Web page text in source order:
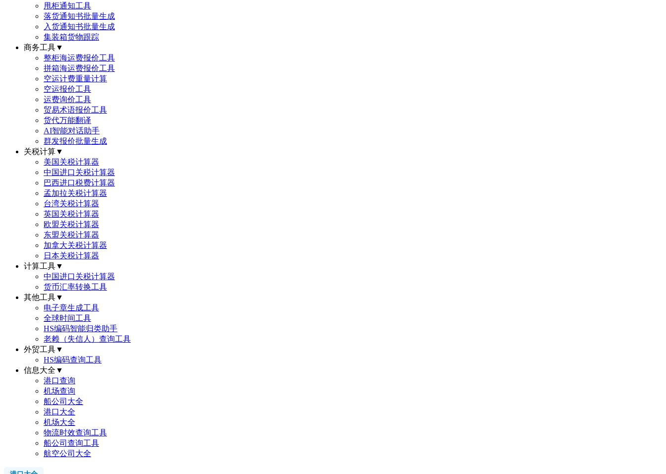
甩柜通知工具
落货通知书批量生成
入货通知书批量生成
集装箱货物跟踪
商务工具▼
整柜海运费报价工具
拼箱海运费报价工具
空运计费重量计算
空运报价工具
运费询价工具
贸易术语报价工具
货代万能翻译
AI智能对话助手
群发报价批量生成
关税计算▼
美国关税计算器
中国进口关税计算器
巴西进口税费计算器
孟加拉关税计算器
台湾关税计算器
英国关税计算器
欧盟关税计算器
东盟关税计算器
加拿大关税计算器
日本关税计算器
计算工具▼
中国进口关税计算器
货币汇率转换工具
其他工具▼
电子章生成工具
全球时间工具
HS编码智能归类助手
老赖（失信人）查询工具
外贸工具▼
HS编码查询工具
信息大全 ▼
港口查询
机场查询
船公司大全
港口大全
机场大全
物流时效查询工具
船公司查询工具
航空公司大全